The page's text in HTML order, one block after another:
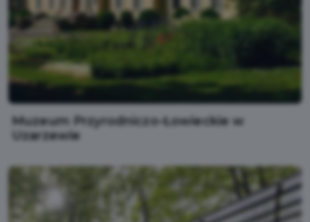
Muzeum Przyrodniczo-Łowieckie w
Uzarzewie